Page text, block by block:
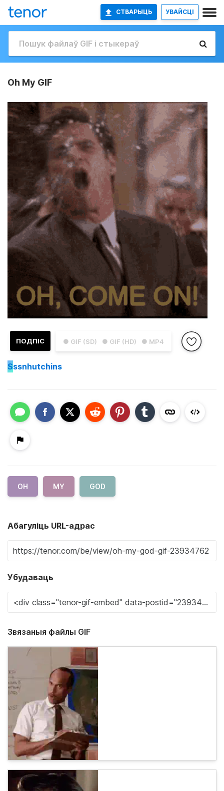
СТВАРЫЦЬ УВАЙСЦІ
Oh My GIF
● GIF (SD) ● GIF (HD) ● MP4
ПОДПІС
Sssnhutchins
OH MY GOD
Абагуліць URL-адрас
Убудаваць
Звязаныя файлы GIF